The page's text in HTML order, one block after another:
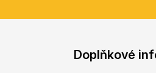
Doplňkové